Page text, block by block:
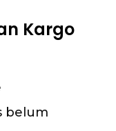
Kargo
belum